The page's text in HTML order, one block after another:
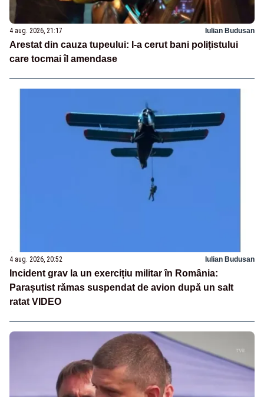
4 aug. 2026, 21:17 Iulian Budusan
Arestat din cauza tupeului: I-a cerut bani polițistului
care tocmai îl amendase
4 aug. 2026, 20:52 Iulian Budusan
Incident grav la un exercițiu militar în România:
Parașutist rămas suspendat de avion după un salt
ratat VIDEO